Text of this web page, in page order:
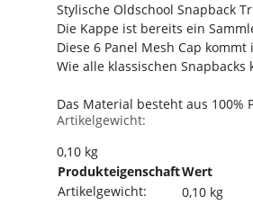
Stylische Oldschool Snapback
Die Kappe ist bereits ein
Diese 6 Panel Mesh Cap
Wie alle klassischen
Das Material besteht aus 100%
Artikelgewicht:
0,10 kg
ProdukteigenschaftWert
Artikelgewicht:
0,10 kg